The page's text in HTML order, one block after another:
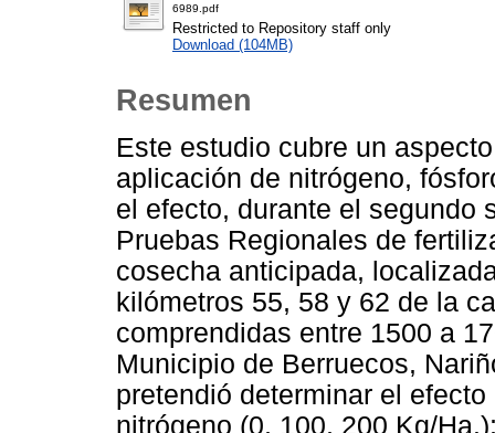
6989.pdf
Restricted to Repository staff only
Download (104MB)
Resumen
Este estudio cubre un
aplicación de nitrógeno,
el efecto, durante el segundo
Pruebas Regionales de
cosecha anticipada,
kilómetros 55, 58 y 62 de la
comprendidas entre 1500 a
Municipio de Berruecos,
pretendió determinar el
nitrógeno (0, 100, 200 Kg/